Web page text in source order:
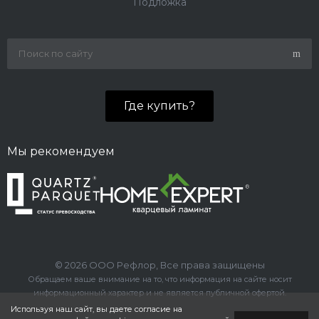
Где купить?
Мы рекомендуем
© 2026 ООО Рефлор, Все права защищены
Обращаем ваше внимание на то, что информация на сайте носит
информационный характер и не является публичной офертой.
Используя наш сайт, вы даете согласие на